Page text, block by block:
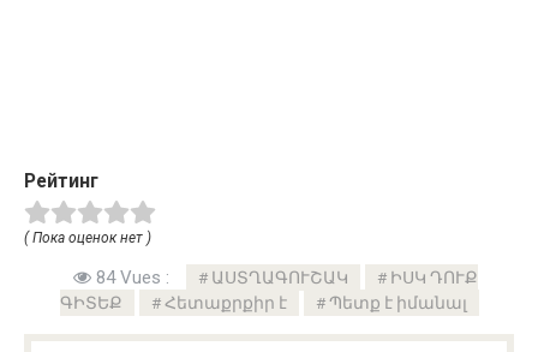
Рейтинг
( Пока оценок нет )
84 Vues : ԱՍՏՂԱԳՈՒՇԱԿ
ԻՍԿ ԴՈՒՔ
ԳԻՏԵՔ
Հետաքրքիր է Պետք է իմանալ